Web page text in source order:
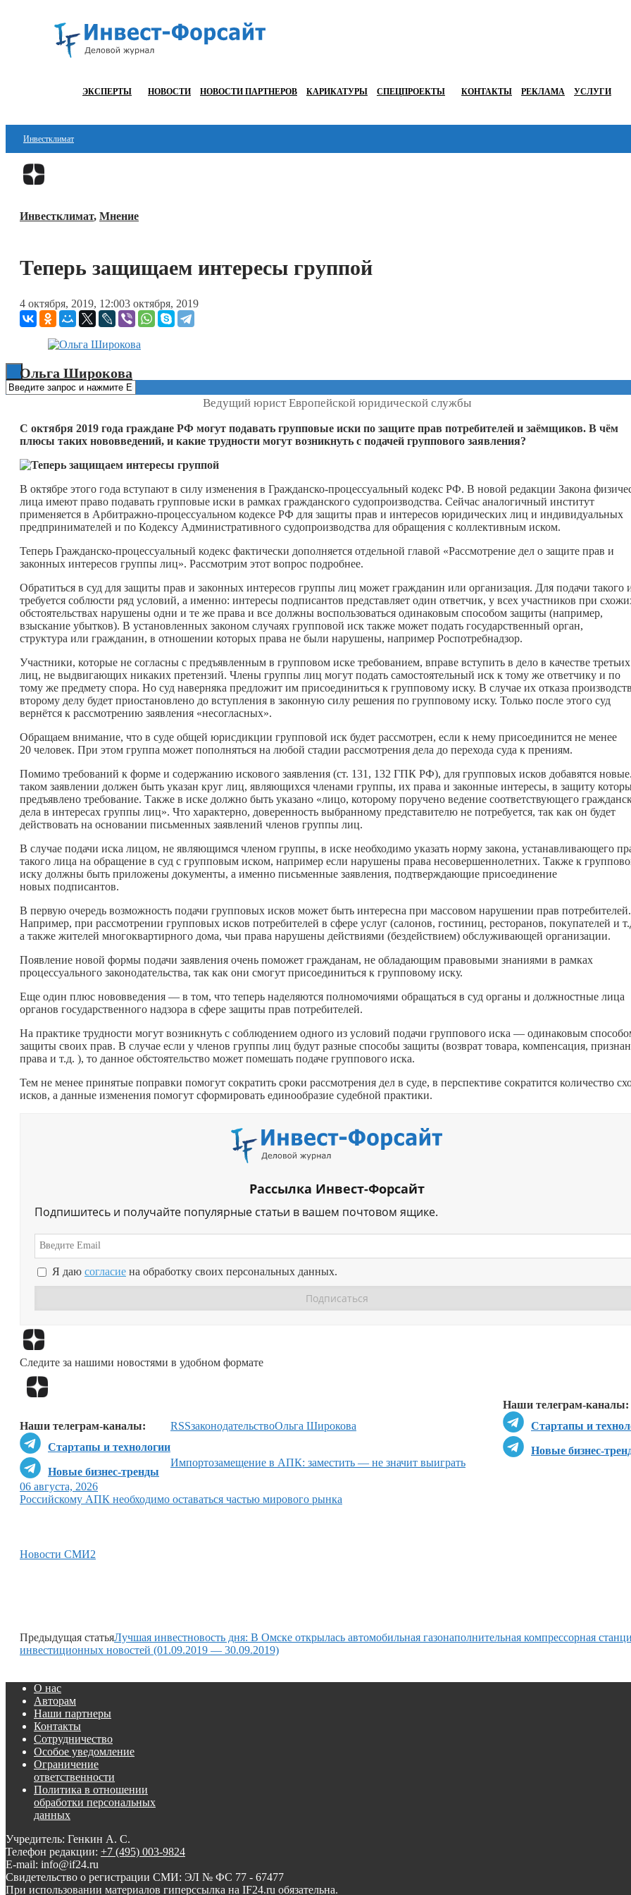
ЭКСПЕРТЫ НОВОСТИ НОВОСТИ ПАРТНЕРОВ КАРИКАТУРЫ СПЕЦПРОЕКТЫ КОНТАКТЫ РЕКЛАМА УСЛУГИ
Инвестклимат
Финансы
Блокчейн
Технологии
ESG
Инвестклимат, Мнение
Теперь защищаем интересы группой
4 октября, 2019, 12:003 октября, 2019
Ольга Широкова
Ведущий юрист Европейской юридической службы
С октября 2019 года граждане РФ могут подавать групповые иски по защите прав потребителей и заёмщиков. В чём
плюсы таких нововведений, и какие трудности могут возникнуть с подачей группового заявления?
В октябре этого года вступают в силу изменения в Гражданско-процессуальный кодекс РФ. В новой редакции Закона
лица имеют право подавать групповые иски в рамках гражданского судопроизводства. Сейчас аналогичный институт
применяется в Арбитражно-процессуальном кодексе РФ для защиты прав и интересов юридических лиц и индивидуальных
предпринимателей и по Кодексу Административного судопроизводства для обращения с коллективным иском.
Теперь Гражданско-процессуальный кодекс фактически дополняется отдельной главой «Рассмотрение дел о защите прав и
законных интересов группы лиц». Рассмотрим этот вопрос подробнее.
Обратиться в суд для защиты прав и законных интересов группы лиц может гражданин или организация. Для подачи такого
требуется соблюсти ряд условий, а именно: интересы подписантов представляет один ответчик, у всех участников при
обстоятельствах нарушены одни и те же права и все должны воспользоваться одинаковым способом защиты (например,
взыскание убытков). В установленных законом случаях групповой иск также может подать государственный орган,
структура или гражданин, в отношении которых права не были нарушены, например Роспотребнадзор.
Участники, которые не согласны с предъявленным в групповом иске требованием, вправе вступить в дело в качестве третьих
лиц, не выдвигающих никаких претензий. Члены группы лиц могут подать самостоятельный иск к тому же ответчику и по
тому же предмету спора. Но суд наверняка предложит им присоединиться к групповому иску. В случае их отказа
второму делу будет приостановлено до вступления в законную силу решения по групповому иску. Только после этого суд
вернётся к рассмотрению заявления «несогласных».
Обращаем внимание, что в суде общей юрисдикции групповой иск будет рассмотрен, если к нему присоединится не менее
20 человек. При этом группа может пополняться на любой стадии рассмотрения дела до перехода суда к прениям.
Помимо требований к форме и содержанию искового заявления (ст. 131, 132 ГПК РФ), для групповых исков добавятся
таком заявлении должен быть указан круг лиц, являющихся членами группы, их права и законные интересы, в защиту
предъявлено требование. Также в иске должно быть указано «лицо, которому поручено ведение соответствующего
дела в интересах группы лиц». Что характерно, доверенность выбранному представителю не потребуется, так как он будет
действовать на основании письменных заявлений членов группы лиц.
В случае подачи иска лицом, не являющимся членом группы, в иске необходимо указать норму закона, устанавливающего
такого лица на обращение в суд с групповым иском, например если нарушены права несовершеннолетних. Также к
иску должны быть приложены документы, а именно письменные заявления, подтверждающие присоединение
новых подписантов.
В первую очередь возможность подачи групповых исков может быть интересна при массовом нарушении прав потребителей.
Например, при рассмотрении групповых исков потребителей в сфере услуг (салонов, гостиниц, ресторанов, покупателей и
а также жителей многоквартирного дома, чьи права нарушены действиями (бездействием) обслуживающей организации.
Появление новой формы подачи заявления очень поможет гражданам, не обладающим правовыми знаниями в рамках
процессуального законодательства, так как они смогут присоединиться к групповому иску.
Еще один плюс нововведения — в том, что теперь наделяются полномочиями обращаться в суд органы и должностные лица
органов государственного надзора в сфере защиты прав потребителей.
На практике трудности могут возникнуть с соблюдением одного из условий подачи группового иска — одинаковым
защиты своих прав. В случае если у членов группы лиц будут разные способы защиты (возврат товара, компенсация,
права и т.д. ), то данное обстоятельство может помешать подаче группового иска.
Тем не менее принятые поправки помогут сократить сроки рассмотрения дел в суде, в перспективе сократится количество
исков, а данные изменения помогут сформировать единообразие судебной практики.
Рассылка Инвест-Форсайт
Подпишитесь и получайте популярные статьи в вашем почтовом ящике.
Я даю согласие на обработку своих персональных данных.
Следите за нашими новостями в удобном формате
Наши телеграм-каналы:
Стартапы и
Новые бизнес-
Наши телеграм-каналы:
Стартапы и технологии
Новые бизнес-тренды
RSSзаконодательствоОльга Широкова
Импортозамещение в АПК: заместить — не значит выиграть
06 августа, 2026
Российскому АПК необходимо оставаться частью мирового рынка
Новости СМИ2
Предыдущая статьяЛучшая инвестновость дня: В Омске открылась автомобильная газонаполнительная компрессорная
инвестиционных новостей (01.09.2019 — 30.09.2019)
О нас
Авторам
Наши партнеры
Контакты
Сотрудничество
Особое уведомление
Ограничение
ответственности
Политика в отношении
обработки персональных
данных
Учредитель: Генкин А. С.
Телефон редакции: +7 (495) 003-9824
E-mail: info@if24.ru
Свидетельство о регистрации СМИ: ЭЛ № ФС 77 - 67477
При использовании материалов гиперссылка на IF24.ru обязательна.